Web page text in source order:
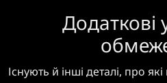
Додаткові
Існують й інші деталі, про